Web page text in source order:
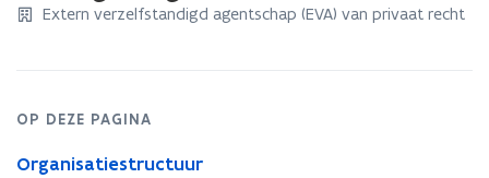
bevindt
zich
Extern verzelfstandigd agentschap (EVA) van privaat recht
OP DEZE PAGINA
Organisatiestructuur